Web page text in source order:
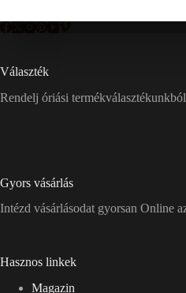
Választék
Rendelj óriási
Gyors vásárlás
Intézd vásárlásodat gyorsan Online
Hasznos linkek
Magazin